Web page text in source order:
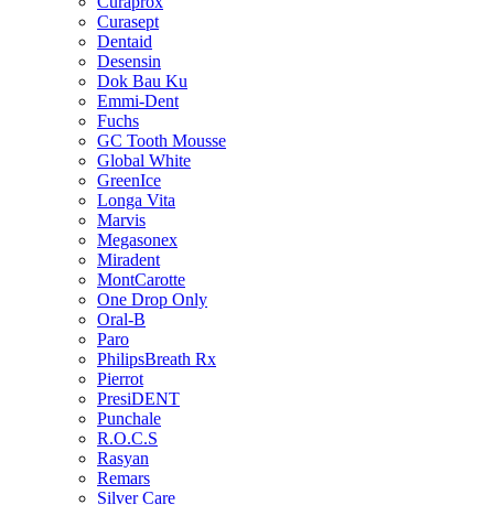
Curasept
Dentaid
Desensin
Dok Bau Ku
Emmi-Dent
Fuchs
GC Tooth Mousse
Global White
GreenIce
Longa Vita
Marvis
Megasonex
Miradent
MontCarotte
One Drop Only
Oral-B
Paro
PhilipsBreath Rx
Pierrot
PresiDENT
Punchale
R.O.C.S
Rasyan
Remars
Silver Care